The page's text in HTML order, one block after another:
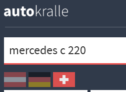
Ortssuche
Umkreissuche
Typsuche